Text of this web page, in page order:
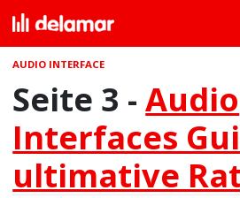
AUDIO INTERFACE
Seite 3 -Audio
Interfaces
ultimative